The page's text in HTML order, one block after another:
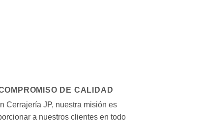
DE CALIDAD
Cerrajería JP, nuestra misión es
a nuestros clientes en todo